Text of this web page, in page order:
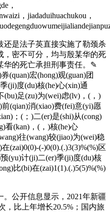
，
，jiadaduihuachukou，
是法子英直接实施了勒颈杀
，密不可分，均与殷某华的死
华的死亡承担刑事责任。✎
宏(hong)观(guan)团
(ji)度(du)核(he)心(xin)通
(bu)足(zu)为(wei)虑(lv)，(，)
(qian)消(xiao)费(fei)意(yi)愿
；(；)二(er)是(shi)从(cong)
看(kan)，(，)核(he)心
往(wang)较(jiao)为(wei)稳
(zai)0(0)-(-)0(0).(.)3(3)%(%)区
(yu)计(ji)二(er)季(ji)度(du)核
比(bi)在(zai)1(1).(.)5(5)%(%)
公开信息显示，2021年新疆
，比上年增长20.5%；国内旅